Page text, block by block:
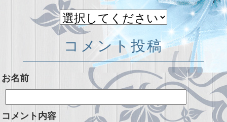
コメント投稿
お名前
コメント内容